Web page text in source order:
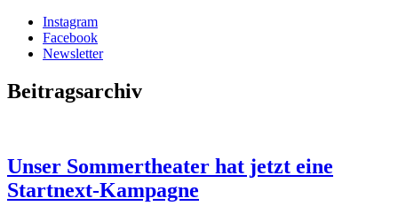
Instagram
Facebook
Newsletter
Beitragsarchiv
Unser Sommertheater hat jetzt eine
Startnext-Kampagne